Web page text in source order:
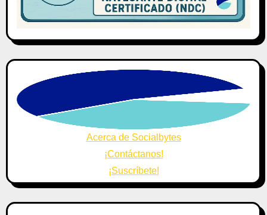
Acerca de Socialbytes
¡Contáctanos!
¡Suscríbete!